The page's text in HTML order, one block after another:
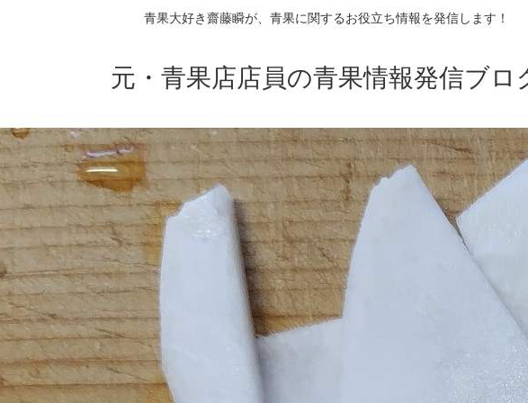
青果大好き齋藤瞬が、青果に関するお役立ち情報を発信します！
元・青果店店員の青果情報発信ブロ